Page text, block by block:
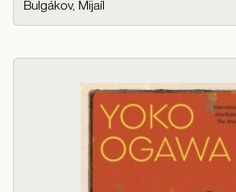
Bulgákov, Mijaíl